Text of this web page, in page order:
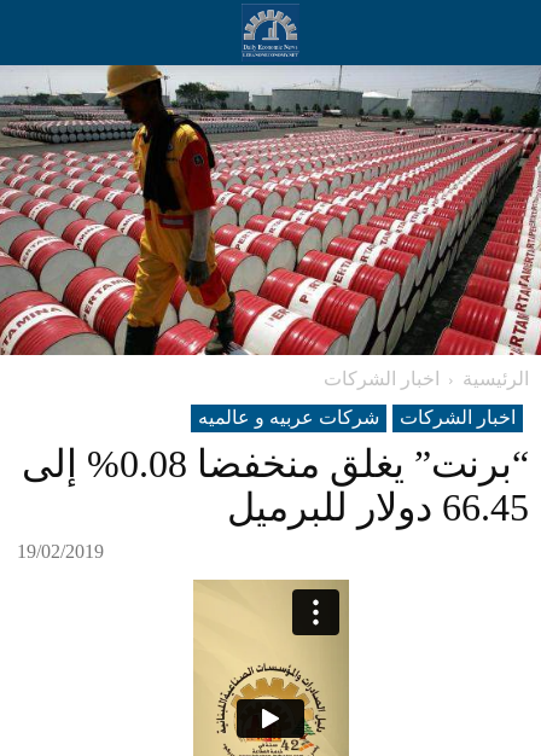
الرئيسية
اخبار الشركات
اخبار الشركات
شرکات عربیه و عالمیه
“برنت” يغلق منخفضا 0.08% إلى
66.45 دولار للبرميل
19/02/2019